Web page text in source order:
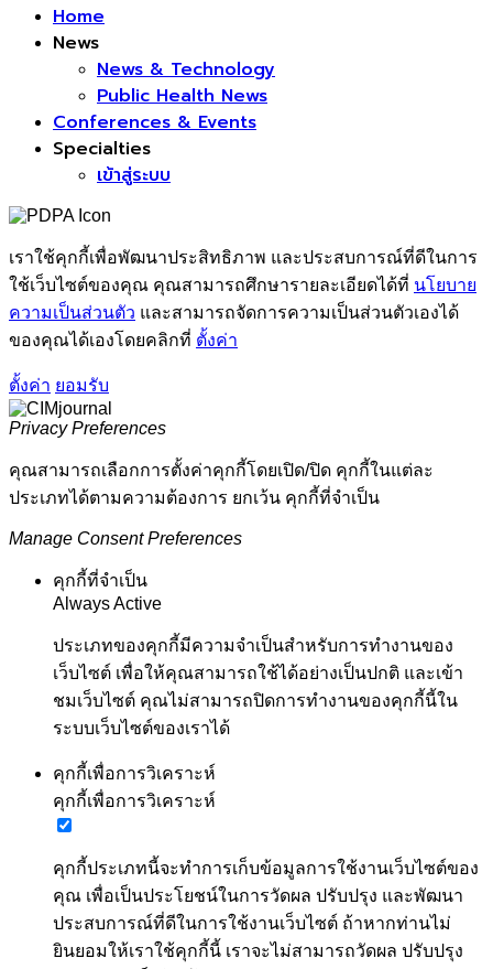
Home
News
News & Technology
Public Health News
Conferences & Events
Specialties
เข้าสู่ระบบ
เราใช้คุกกี้เพื่อพัฒนาประสิทธิภาพ และประสบการณ์ที่ดีในการ
ใช้เว็บไซต์ของคุณ คุณสามารถศึกษารายละเอียดได้ที่ นโยบาย
ความเป็นส่วนตัว และสามารถจัดการความเป็นส่วนตัวเองได้
ของคุณได้เองโดยคลิกที่ ตั้งค่า
ตั้งค่า ยอมรับ
Privacy Preferences
คุณสามารถเลือกการตั้งค่าคุกกี้โดยเปิด/ปิด คุกกี้ในแต่ละ
ประเภทได้ตามความต้องการ ยกเว้น คุกกี้ที่จำเป็น
Manage Consent Preferences
คุกกี้ที่จำเป็น
Always Active
ประเภทของคุกกี้มีความจำเป็นสำหรับการทำงานของ
เว็บไซต์ เพื่อให้คุณสามารถใช้ได้อย่างเป็นปกติ และเข้า
ชมเว็บไซต์ คุณไม่สามารถปิดการทำงานของคุกกี้นี้ใน
ระบบเว็บไซต์ของเราได้
คุกกี้เพื่อการวิเคราะห์
คุกกี้เพื่อการวิเคราะห์
คุกกี้ประเภทนี้จะทำการเก็บข้อมูลการใช้งานเว็บไซต์ของ
คุณ เพื่อเป็นประโยชน์ในการวัดผล ปรับปรุง และพัฒนา
ประสบการณ์ที่ดีในการใช้งานเว็บไซต์ ถ้าหากท่านไม่
ยินยอมให้เราใช้คุกกี้นี้ เราจะไม่สามารถวัดผล ปรับปรุง